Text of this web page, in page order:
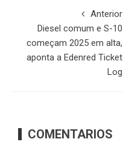
Anterior
Diesel comum e S-10
começam 2025 em alta,
aponta a Edenred Ticket
Log
COMENTARIOS